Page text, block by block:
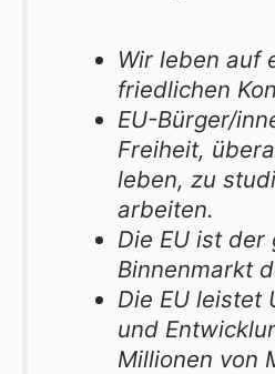
Wir leben auf
friedlichen
EU-Bürger/
Freiheit,
leben, zu
arbeiten.
Die EU ist der
Binnenmarkt
Die EU leistet
und
Millionen von